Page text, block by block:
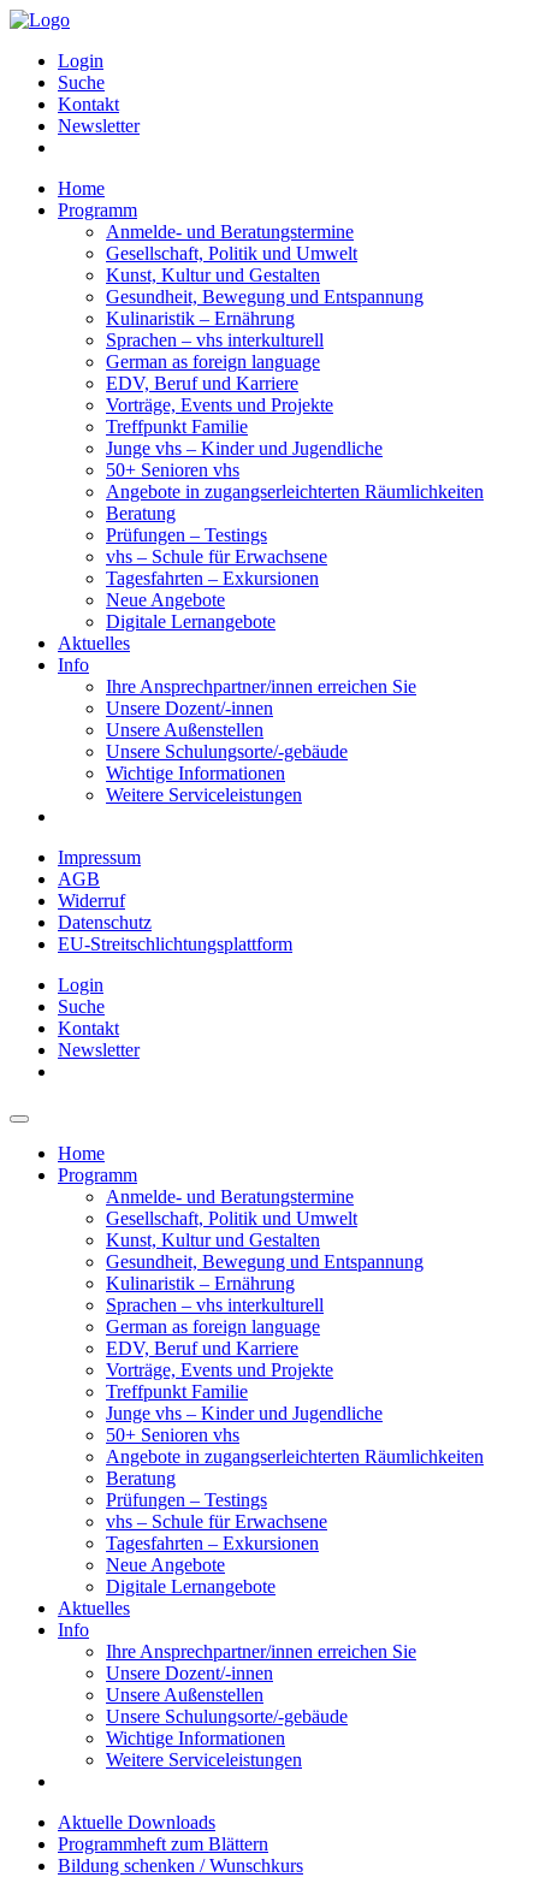
Login
Suche
Kontakt
Newsletter
Home
Programm
Anmelde- und Beratungstermine
Gesellschaft, Politik und Umwelt
Kunst, Kultur und Gestalten
Gesundheit, Bewegung und Entspannung
Kulinaristik – Ernährung
Sprachen – vhs interkulturell
German as foreign language
EDV, Beruf und Karriere
Vorträge, Events und Projekte
Treffpunkt Familie
Junge vhs – Kinder und Jugendliche
50+ Senioren vhs
Angebote in zugangserleichterten Räumlichkeiten
Beratung
Prüfungen – Testings
vhs – Schule für Erwachsene
Tagesfahrten – Exkursionen
Neue Angebote
Digitale Lernangebote
Aktuelles
Info
Ihre Ansprechpartner/innen erreichen Sie
Unsere Dozent/-innen
Unsere Außenstellen
Unsere Schulungsorte/-gebäude
Wichtige Informationen
Weitere Serviceleistungen
Impressum
AGB
Widerruf
Datenschutz
EU-Streitschlichtungsplattform
Login
Suche
Kontakt
Newsletter
Home
Programm
Anmelde- und Beratungstermine
Gesellschaft, Politik und Umwelt
Kunst, Kultur und Gestalten
Gesundheit, Bewegung und Entspannung
Kulinaristik – Ernährung
Sprachen – vhs interkulturell
German as foreign language
EDV, Beruf und Karriere
Vorträge, Events und Projekte
Treffpunkt Familie
Junge vhs – Kinder und Jugendliche
50+ Senioren vhs
Angebote in zugangserleichterten Räumlichkeiten
Beratung
Prüfungen – Testings
vhs – Schule für Erwachsene
Tagesfahrten – Exkursionen
Neue Angebote
Digitale Lernangebote
Aktuelles
Info
Ihre Ansprechpartner/innen erreichen Sie
Unsere Dozent/-innen
Unsere Außenstellen
Unsere Schulungsorte/-gebäude
Wichtige Informationen
Weitere Serviceleistungen
Aktuelle Downloads
Programmheft zum Blättern
Bildung schenken / Wunschkurs